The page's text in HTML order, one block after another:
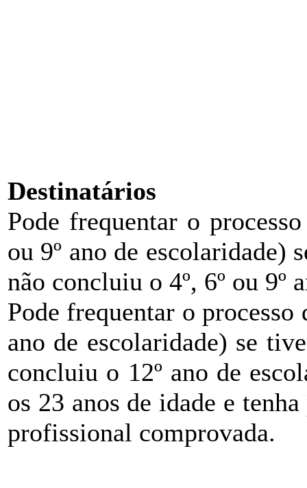
Destinatários
Pode frequentar o
ou 9º ano de escolaridade)
não concluiu o 4º, 6º ou 9º
Pode frequentar o processo
ano de escolaridade) se
concluiu o 12º ano de
os 23 anos de idade e
profissional comprovada.